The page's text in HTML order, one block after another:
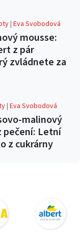
|Eva Svobodová
mousse:
z pár
zvládnete za
|Eva Svobodová
malinový
pečení: Letní
z cukrárny